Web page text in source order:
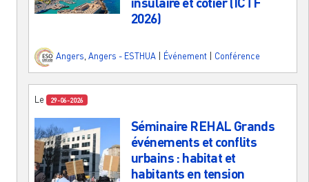
2026)
Angers Angers - ESTHUA Événement Conférence
Le 29-06-2026
Séminaire REHAL Grands
événements et conflits
urbains : habitat et
habitants en tension